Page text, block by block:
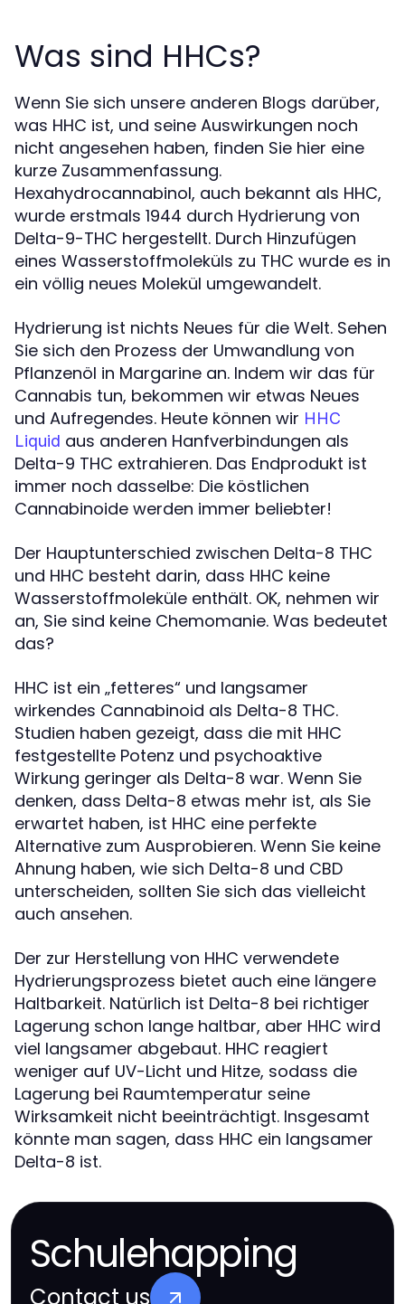
Was sind HHCs?
Wenn Sie sich unsere anderen Blogs darüber,
was HHC ist, und seine Auswirkungen noch
nicht angesehen haben, finden Sie hier eine
kurze Zusammenfassung.
Hexahydrocannabinol, auch bekannt als HHC,
wurde erstmals 1944 durch Hydrierung von
Delta-9-THC hergestellt. Durch Hinzufügen
eines Wasserstoffmoleküls zu THC wurde es in
ein völlig neues Molekül umgewandelt.
Hydrierung ist nichts Neues für die Welt. Sehen
Sie sich den Prozess der Umwandlung von
Pflanzenöl in Margarine an. Indem wir das für
Cannabis tun, bekommen wir etwas Neues
und Aufregendes. Heute können wir HHC
Liquid aus anderen Hanfverbindungen als
Delta-9 THC extrahieren. Das Endprodukt ist
immer noch dasselbe: Die köstlichen
Cannabinoide werden immer beliebter!
Der Hauptunterschied zwischen Delta-8 THC
und HHC besteht darin, dass HHC keine
Wasserstoffmoleküle enthält. OK, nehmen wir
an, Sie sind keine Chemomanie. Was bedeutet
das?
HHC ist ein „fetteres“ und langsamer
wirkendes Cannabinoid als Delta-8 THC.
Studien haben gezeigt, dass die mit HHC
festgestellte Potenz und psychoaktive
Wirkung geringer als Delta-8 war. Wenn Sie
denken, dass Delta-8 etwas mehr ist, als Sie
erwartet haben, ist HHC eine perfekte
Alternative zum Ausprobieren. Wenn Sie keine
Ahnung haben, wie sich Delta-8 und CBD
unterscheiden, sollten Sie sich das vielleicht
auch ansehen.
Der zur Herstellung von HHC verwendete
Hydrierungsprozess bietet auch eine längere
Haltbarkeit. Natürlich ist Delta-8 bei richtiger
Lagerung schon lange haltbar, aber HHC wird
viel langsamer abgebaut. HHC reagiert
weniger auf UV-Licht und Hitze, sodass die
Lagerung bei Raumtemperatur seine
Wirksamkeit nicht beeinträchtigt. Insgesamt
könnte man sagen, dass HHC ein langsamer
Delta-8 ist.
Schulehapping
Contact us